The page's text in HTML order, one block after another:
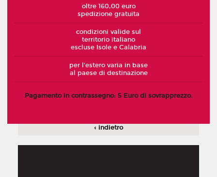
oltre 160,00 euro
spedizione gratuita
condizioni valide sul
territorio italiano
escluse Isole e Calabria
per l'estero varia in base
al paese di destinazione
Pagamento in contrassegno: 5 Euro di sovrapprezzo.
‹ indietro